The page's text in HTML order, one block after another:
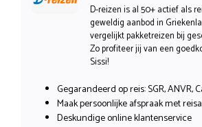
D-reizen is al 50+ actief als
geweldig aanbod in
vergelijkt pakketreizen bij
Zo profiteer jij van een
Sissi!
Gegarandeerd op reis: SGR, ANVR,
Maak persoonlijke afspraak met
Deskundige online klantenservice